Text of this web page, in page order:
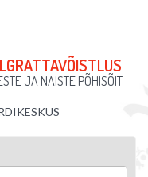
JA NAISTE PÕHISÕIT